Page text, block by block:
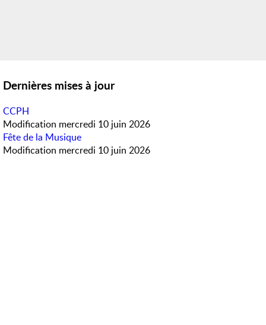
Dernières mises à jour
CCPH
Modification mercredi 10 juin 2026
Fête de la Musique
Modification mercredi 10 juin 2026